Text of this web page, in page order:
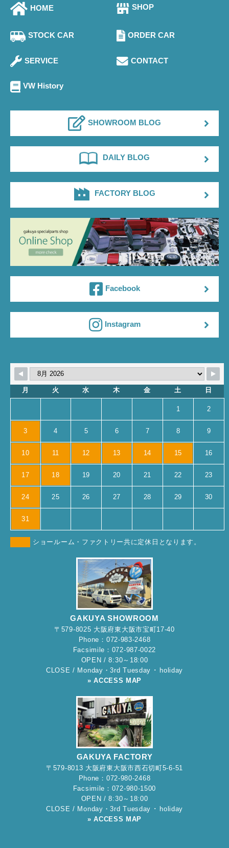
HOME SHOP
STOCK CAR ORDER CAR
SERVICE CONTACT
VW History
Facebook
Instagram
SHOWROOM BLOG
DAILY BLOG
FACTORY BLOG
月 火 水 木 金 土 日
1 2
3 4 5 6 7 8 9
10 11 12 13 14 15 16
17 18 19 20 21 22 23
24 25 26 27 28 29 30
31
ショールーム・ファクトリー共に定休日となります。
GAKUYA SHOWROOM
〒579-8025 大阪府東大阪市宝町17-40
Phone：072-983-2468
Facsimile：072-987-0022
OPEN / 8:30～18:00
CLOSE / Monday・3rd Tuesday ･ holiday
» ACCESS MAP
GAKUYA FACTORY
〒579-8013 大阪府東大阪市西石切町5-6-51
Phone：072-980-2468
Facsimile：072-980-1500
OPEN / 8:30～18:00
CLOSE / Monday・3rd Tuesday ･ holiday
» ACCESS MAP